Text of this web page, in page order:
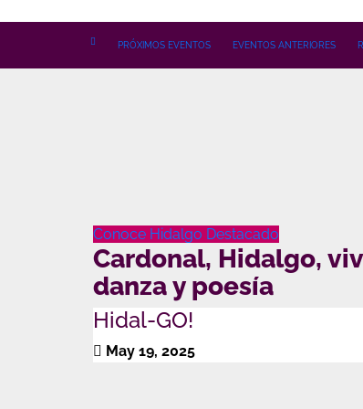
PRÓXIMOS EVENTOS EVENTOS ANTERIORES
Conoce Hidalgo Destacado
Cardonal, Hidalgo,
danza y poesía
Hidal-GO!
May 19, 2025